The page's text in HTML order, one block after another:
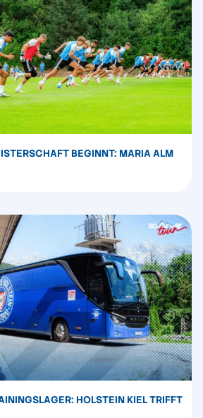
BEGINNT: MARIA ALM
HOLSTEIN KIEL TRIFFT